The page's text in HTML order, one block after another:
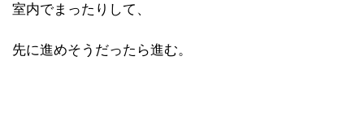
室内でまったりして、
先に進めそうだったら進む。